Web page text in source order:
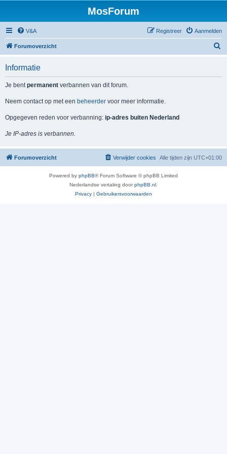
MosForum
V&A Aanmelden
Registreer
Forumoverzicht
Informatie
Je bentpermanent verbannen van dit forum.
Neem contact op met een beheerder voor meer informatie.
Opgegeven reden voor verbanning: ip-adres buiten Nederland
Je IP-adres is verbannen.
Forumoverzicht Alle tijden zijn UTC+01:00
Verwijder cookies
Powered by phpBB® Forum Software © phpBB Limited
Nederlandse vertaling doorphpBB.nl
Privacy | Gebruikersvoorwaarden